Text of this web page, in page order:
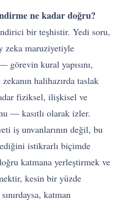
ne kadar doğru?
bir teşhistir. Yedi soru,
zeka maruziyetiyle
kural yapısını,
zekanın halihazırda taslak
fiziksel, ilişkisel ve
— kasıtlı olarak izler.
iş unvanlarının değil, bu
istikrarlı biçimde
katmana yerleştirmek ve
kesin bir yüzde
katman